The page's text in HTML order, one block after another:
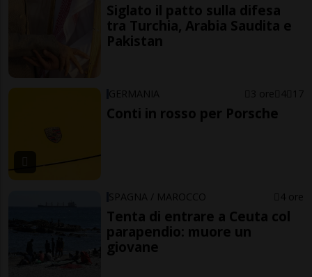
Siglato il patto sulla difesa
tra Turchia, Arabia Saudita e
Pakistan
GERMANIA 3 ore 4 17
Conti in rosso per Porsche
SPAGNA / MAROCCO 4 ore
Tenta di entrare a Ceuta col
parapendio: muore un
giovane